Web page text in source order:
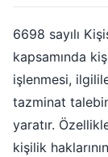
6698 sayılı
kapsamında
işlenmesi,
tazminat
yaratır.
kişilik